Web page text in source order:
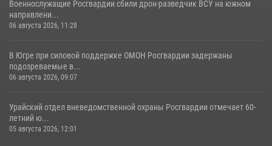
Военнослужащие Росгвардии сбили дрон-разведчик ВСУ на южном
направлени...
06 августа 2026, 11:28
В Югре при силовой поддержке ОМОН Росгвардии задержаны
подозреваемые в...
06 августа 2026, 09:07
Урайский отдел вневедомственной охраны Росгвардии отмечает 60-
летний ю...
05 августа 2026, 12:01